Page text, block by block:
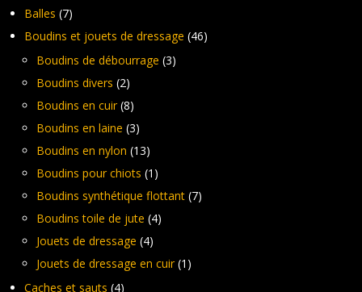
Balles (7)
Boudins et jouets de dressage (46)
Boudins de débourrage (3)
Boudins divers (2)
Boudins en cuir (8)
Boudins en laine (3)
Boudins en nylon (13)
Boudins pour chiots (1)
Boudins synthétique flottant (7)
Boudins toile de jute (4)
Jouets de dressage (4)
Jouets de dressage en cuir (1)
Caches et sauts (4)